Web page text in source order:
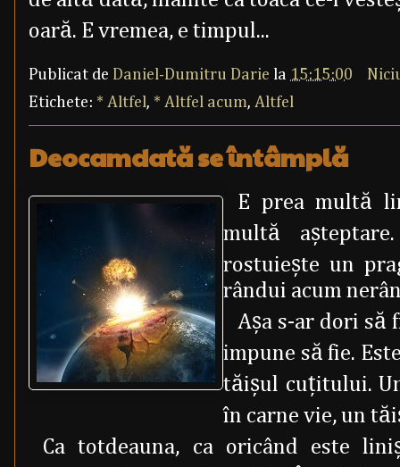
oară. E vremea, e timpul...
Publicat de Daniel-Dumitru Darie la 15:15:00
Etichete: * Altfel, * Altfel acum, Altfel
Deocamdată se întâmplă
E prea multă
multă
rostuieşte un
rândui acum
Aşa s-ar dori să
impune să fie.
tăişul cuţitului.
în carne vie, un
Ca totdeauna, ca oricând este